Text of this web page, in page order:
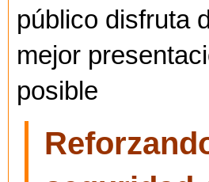
público disfruta
mejor
posible